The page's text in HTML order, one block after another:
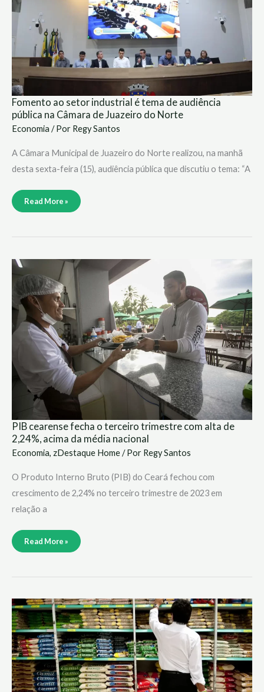
Fomento ao setor industrial é tema de audiência
pública na Câmara de Juazeiro do Norte
Economia / Por Regy Santos
A Câmara Municipal de Juazeiro do Norte realizou, na manhã
desta sexta-feira (15), audiência pública que discutiu o tema: “A
Juazeiro
do
Norte
Read More »
PIB cearense fecha o terceiro trimestre com alta de
2,24%, acima da média nacional
Economia, zDestaque Home/ Por Regy Santos
O Produto Interno Bruto (PIB) do Ceará fechou com
crescimento de 2,24% no terceiro trimestre de 2023 em
relação a
PIB
cearense
fecha
o
terceiro
trimestre
com
alta
de
2,24%,
acima
da
média
nacional
Read More »
Ipea:
inflação
continua
menor
para
famílias
com
renda
mais
baixa